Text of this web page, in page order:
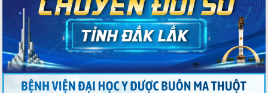
Đắk Lắk sẵn sàng các điều kiện cho
Ngày hội bầu cử đại biểu Quốc hội
khóa XVI và HĐND các cấp nhiệm kỳ
2026-2031
Đảm bảo cuộc bầu cử đại biểu Quốc
hội và đại biểu HĐND các cấp diễn ra
an toàn, hiệu quả, đúng quy định